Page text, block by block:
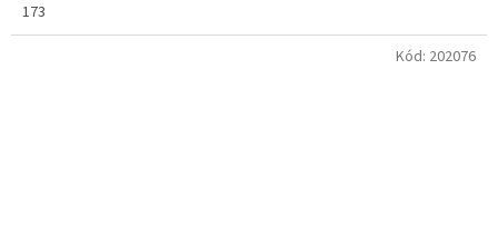
173
Kód: 202076